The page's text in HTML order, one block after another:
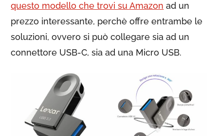
questo modello che trovi su Amazon ad un
prezzo interessante, perchè offre entrambe le
soluzioni, ovvero si può collegare sia ad un
connettore USB-C, sia ad una Micro USB.